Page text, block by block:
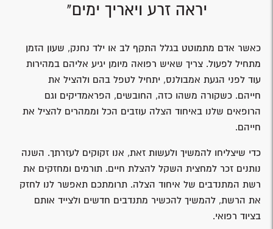
יראה זרע ויאריך ימים"
כאשר אדם מתמוטט בגלל התקף לב או ילד נחנק, שעון הזמן
מתחיל לפעול. צריך שאיש רפואה מיומן יגיע אליהם במהירות
עוד לפני הגעת אמבולנס, יתחיל לטפל בהם ולהציל את
חייהם. כשקורה משהו כזה, החובשים, הפראמדיקים וגם
הרופאים שלנו באיחוד הצלה עוזבים הכל וממהרים להציל את
חייהם.
כדי שיצליחו להמשיך ולעשות זאת, אנו זקוקים לעזרתך. השנה
נותנים זכר למחצית השקל להצלת חיים. תורמים ומחזקים את
רשת המתנדבים של איחוד הצלה. תרומתכם תאפשר לנו לחזק
את הרשת, להמשיך להכשיר מתנדבים חדשים ולצייד אותם
בציוד רפואי.